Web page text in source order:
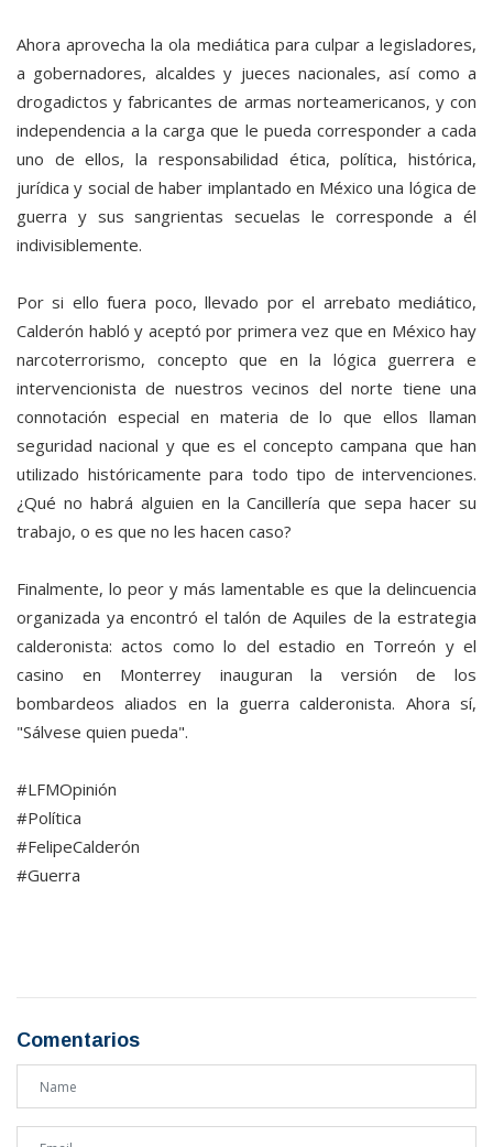
Ahora aprovecha la ola mediática para culpar a legisladores,
a gobernadores, alcaldes y jueces nacionales, así como a
drogadictos y fabricantes de armas norteamericanos, y con
independencia a la carga que le pueda corresponder a cada
uno de ellos, la responsabilidad ética, política, histórica,
jurídica y social de haber implantado en México una lógica de
guerra y sus sangrientas secuelas le corresponde a él
indivisiblemente.
Por si ello fuera poco, llevado por el arrebato mediático,
Calderón habló y aceptó por primera vez que en México hay
narcoterrorismo, concepto que en la lógica guerrera e
intervencionista de nuestros vecinos del norte tiene una
connotación especial en materia de lo que ellos llaman
seguridad nacional y que es el concepto campana que han
utilizado históricamente para todo tipo de intervenciones.
¿Qué no habrá alguien en la Cancillería que sepa hacer su
trabajo, o es que no les hacen caso?
Finalmente, lo peor y más lamentable es que la delincuencia
organizada ya encontró el talón de Aquiles de la estrategia
calderonista: actos como lo del estadio en Torreón y el
casino en Monterrey inauguran la versión de los
bombardeos aliados en la guerra calderonista. Ahora sí,
"Sálvese quien pueda".
#LFMOpinión
#Política
#FelipeCalderón
#Guerra
Comentarios